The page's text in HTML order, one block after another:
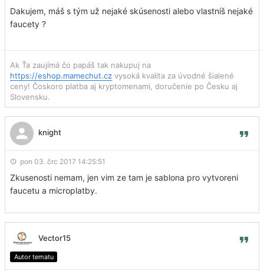
Dakujem, máš s tým už nejaké skúsenosti alebo vlastníš nejaké
faucety ?
Ak Ťa zaujímá čo papáš tak nakupuj na
https://eshop.mamechut.cz vysoká kvalita za úvodné šialené
ceny! Čoskoro platba aj kryptomenami, doručenie po Česku aj
Slovensku.
knight
pon 03. črc 2017 14:25:51
Zkusenosti nemam, jen vim ze tam je sablona pro vytvoreni
faucetu a microplatby.
Vector15
Autor tematu